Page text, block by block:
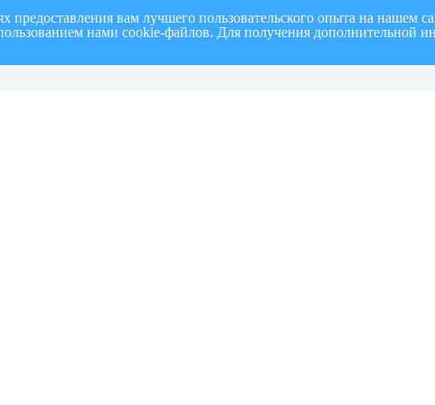
предоставления вам лучшего пользовательского опыта на нашем
нами cookie-файлов. Для получения дополнительной